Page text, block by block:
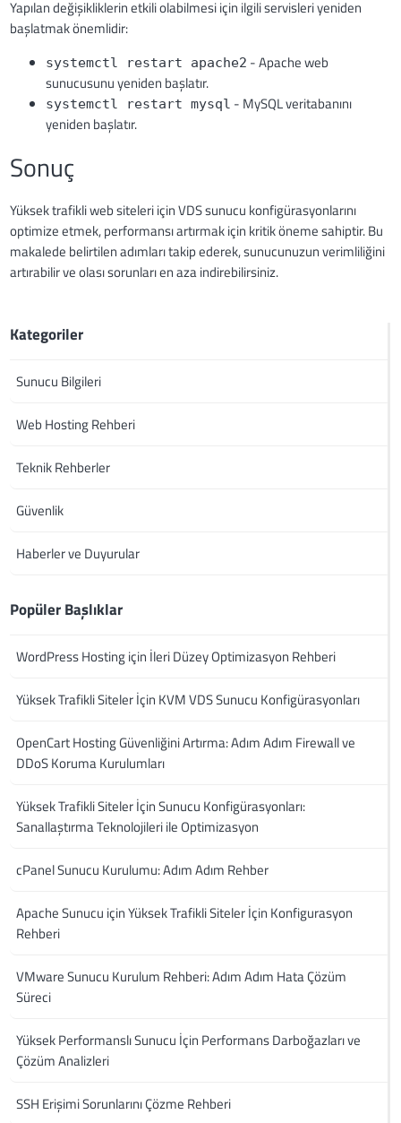
Yapılan değişikliklerin etkili olabilmesi için ilgili servisleri yeniden
başlatmak önemlidir:
systemctl restart apache2 - Apache web
sunucusunu yeniden başlatır.
systemctl restart mysql - MySQL veritabanını
yeniden başlatır.
Sonuç
Yüksek trafikli web siteleri için VDS sunucu konfigürasyonlarını
optimize etmek, performansı artırmak için kritik öneme sahiptir. Bu
makalede belirtilen adımları takip ederek, sunucunuzun verimliliğini
artırabilir ve olası sorunları en aza indirebilirsiniz.
Kategoriler
Sunucu Bilgileri
Web Hosting Rehberi
Teknik Rehberler
Güvenlik
Haberler ve Duyurular
Popüler Başlıklar
WordPress Hosting için İleri Düzey Optimizasyon Rehberi
Yüksek Trafikli Siteler İçin KVM VDS Sunucu Konfigürasyonları
OpenCart Hosting Güvenliğini Artırma: Adım Adım Firewall ve
DDoS Koruma Kurulumları
Yüksek Trafikli Siteler İçin Sunucu Konfigürasyonları:
Sanallaştırma Teknolojileri ile Optimizasyon
cPanel Sunucu Kurulumu: Adım Adım Rehber
Apache Sunucu için Yüksek Trafikli Siteler İçin Konfigurasyon
Rehberi
VMware Sunucu Kurulum Rehberi: Adım Adım Hata Çözüm
Süreci
Yüksek Performanslı Sunucu İçin Performans Darboğazları ve
Çözüm Analizleri
SSH Erişimi Sorunlarını Çözme Rehberi